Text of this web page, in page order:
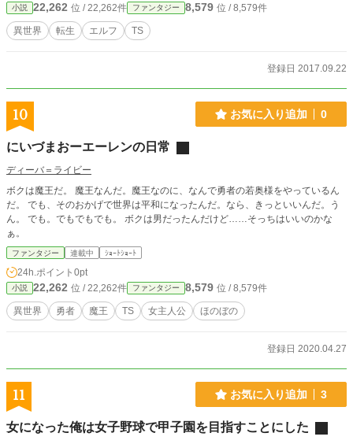
小説 22,262 位 / 22,262件 ファンタジー 8,579 位 / 8,579件
異世界 転生 エルフ TS
登録日 2017.09.22
10 お気に入り追加 0
にいづまおーエーレンの日常
ディーバ＝ライビー
ボクは魔王だ。 魔王なんだ。魔王なのに、なんで勇者の若奥様をやっているん
だ。 でも、そのおかげで世界は平和になったんだ。なら、きっといいんだ。う
ん。 でも。でもでもでも。 ボクは男だったんだけど……そっちはいいのかな
ぁ。
ファンタジー 連載中 ｼｮｰﾄｼｮｰﾄ
24h.ポイント 0pt
小説 22,262 位 / 22,262件 ファンタジー 8,579 位 / 8,579件
異世界 勇者 魔王 TS 女主人公 ほのぼの
登録日 2020.04.27
11 お気に入り追加 3
女になった俺は女子野球で甲子園を目指すことにした